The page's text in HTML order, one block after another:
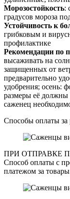
Морозостойкость:
градусов мороза
Устойчивость к
грибковым и
профилактике
Рекомендации по
высаживать на
защищенных от
предварительно
удобрения; осень:
размеры её должны
саженец
Способы оплаты за
ПРИ ОТПРАВКЕ
Способ оплаты с
платежом за